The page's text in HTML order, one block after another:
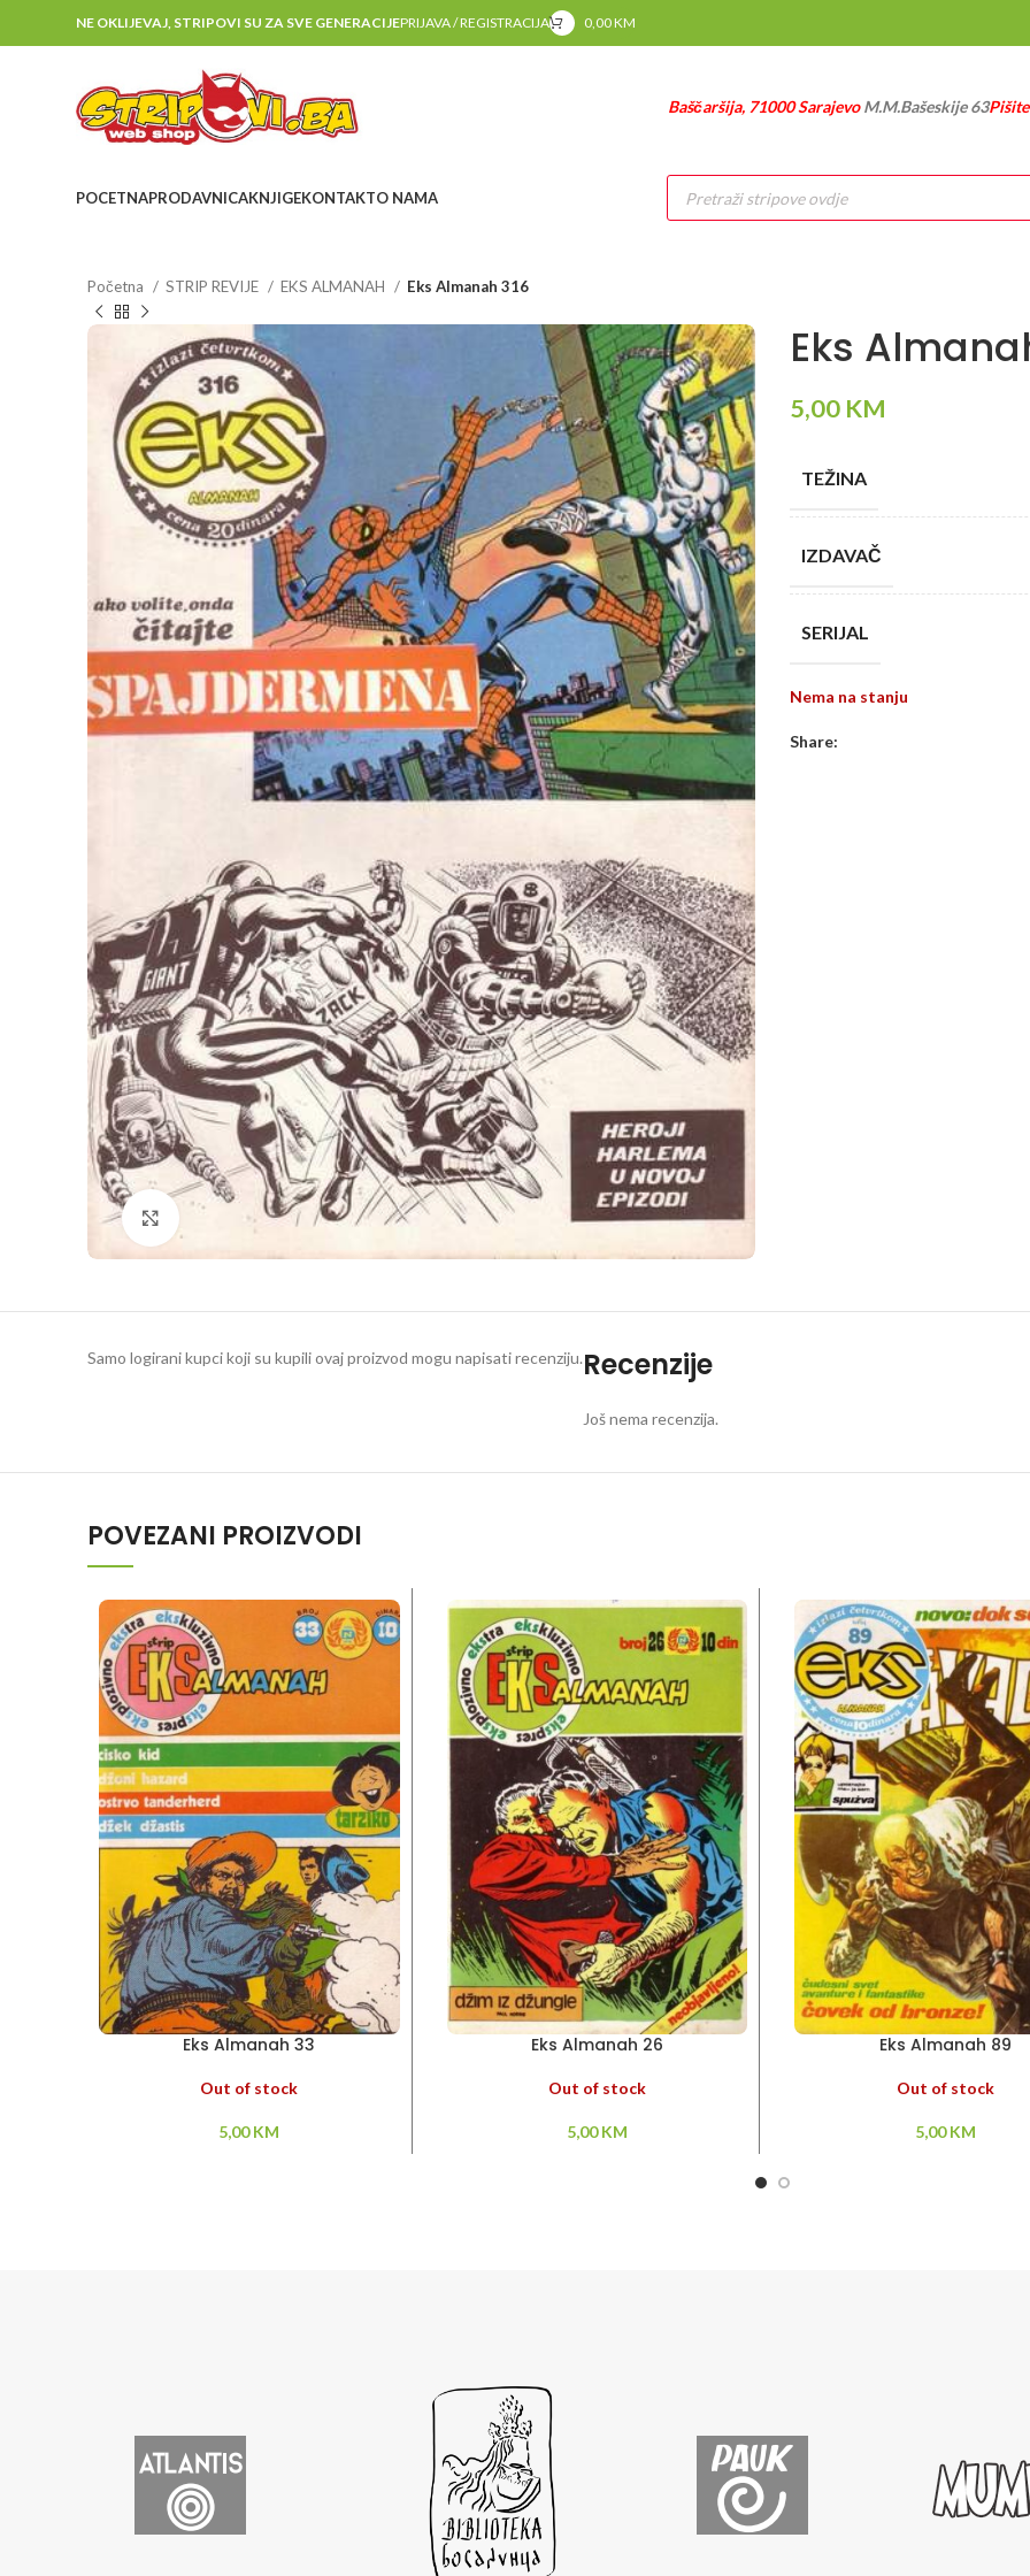
NE OKLIJEVAJ, STRIPOVI SU ZA SVE GENERACIJEPRIJAVA / REGISTRACIJA 0,00KM
Baščaršija, 71000 SarajevoM.M.Bašeskije 63
POCETNAPRODAVNICAKNJIGEKONTAKTO NAMA
Products
search
Početna STRIP REVIJE EKS ALMANAH Eks Almanah 316
Klikni da povečaš
Eks
5,00 KM
TEŽINA
IZDAVAČ
SERIJAL
Nema na stanju
Share:
Recenzije
Još nema recenzija.
Samo logirani kupci koji su kupili ovaj proizvod mogu napisati recenziju.
POVEZANI PROIZVODI
Eks Almanah 33
Out of stock
5,00KM
Eks Almanah 26
Out of stock
5,00KM
Eks Almanah 89
Out of stock
5,00KM